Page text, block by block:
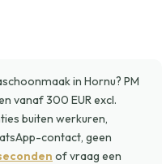
in Hornu? PM
vanaf 300 EUR excl.
buiten werkuren,
contact, geen
of vraag een